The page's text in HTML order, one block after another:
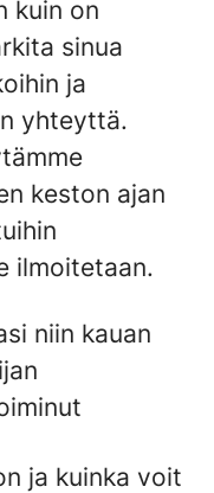
kuin on
sinua
ja
yhteyttä.
keston ajan
ilmoitetaan.
niin kauan
ja kuinka voit